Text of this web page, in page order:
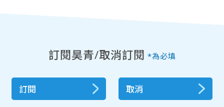
訂閱昊青/取消訂閱 *為必填
訂閱 取消